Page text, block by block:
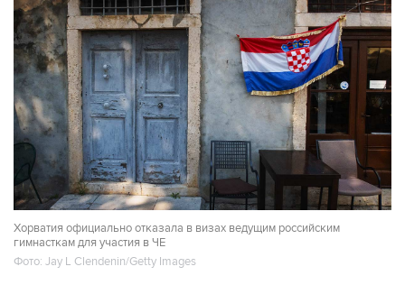
Хорватия официально отказала в визах ведущим российским
гимнасткам для участия в ЧЕ
Фото: Jay L Clendenin/Getty Images